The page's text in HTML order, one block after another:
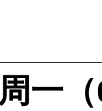
周一（